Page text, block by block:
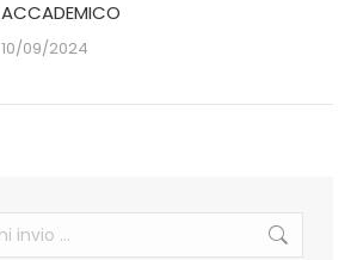
ACCADEMICO
10/09/2024